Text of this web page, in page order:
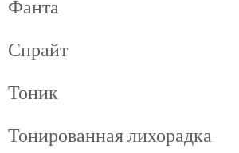
Фанта
Спрайт
Тоник
Тонированная лихорадка